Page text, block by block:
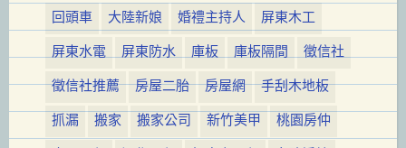
回頭車
大陸新娘 婚禮主持人
屏東木工
屏東水電
屏東防水 庫板 庫板隔間
徵信社
徵信社推薦
房屋二胎 房屋網
手刮木地板
抓漏
搬家 搬家公司 新竹美甲
桃園房仲